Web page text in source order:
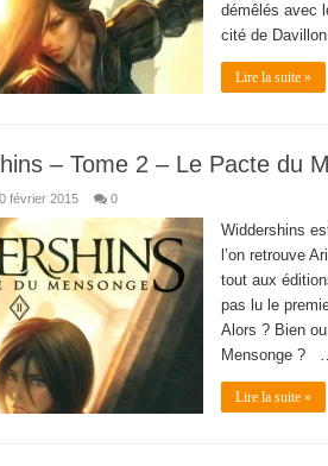
démêlés avec
cité de
Lire la suite »
– Tome 2 – Le Pacte du
février 2015 0
Widdershins
l’on retrouve
tout aux
pas lu le
Alors ? Bien
Mensonge ?
Lire la suite »